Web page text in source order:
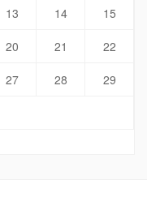
13 14 15
20 21 22
27 28 29